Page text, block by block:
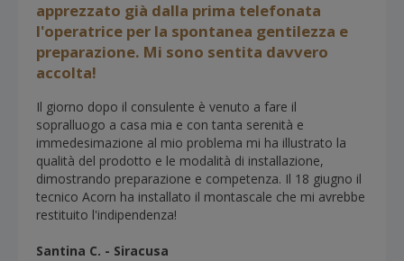
apprezzato già dalla prima telefonata
l'operatrice per la spontanea gentilezza e
preparazione. Mi sono sentita davvero
accolta!
Il giorno dopo il consulente è venuto a fare il
sopralluogo a casa mia e con tanta serenità e
immedesimazione al mio problema mi ha illustrato la
qualità del prodotto e le modalità di installazione,
dimostrando preparazione e competenza. Il 18 giugno il
tecnico Acorn ha installato il montascale che mi avrebbe
restituito l'indipendenza!
Santina C. - Siracusa